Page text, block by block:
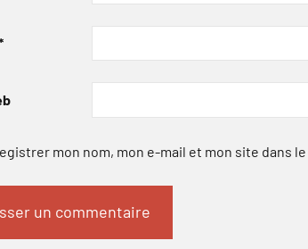
mon nom, mon e-mail et mon site dans